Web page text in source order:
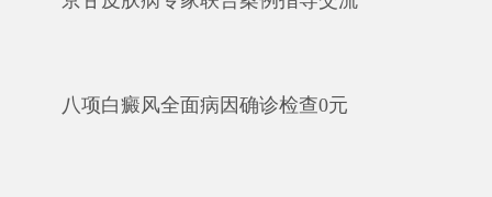
八项白癜风全面病因确诊检查0元